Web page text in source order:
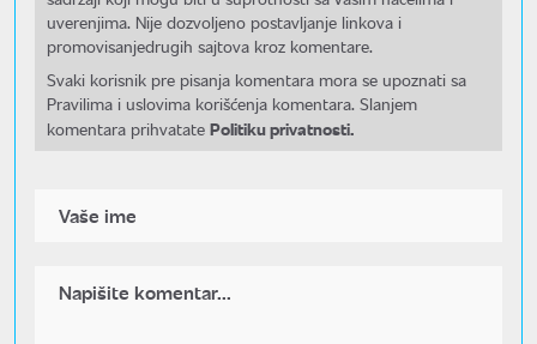
uverenjima. Nije dozvoljeno postavljanje linkova i
promovisanjedrugih sajtova kroz komentare.
Svaki korisnik pre pisanja komentara mora se upoznati sa
Pravilima i uslovima korišćenja komentara. Slanjem
komentara prihvatate Politiku privatnosti.